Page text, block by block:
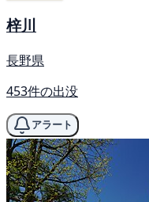
梓川
長野県
453件の出没
アラート